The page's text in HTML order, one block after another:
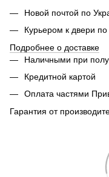
Новой почтой по
Курьером к двери
Подробнее о доставке
Наличными при
Кредитной картой
Оплата частями
Гарантия от